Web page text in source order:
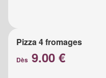
Pizza 4 fromages
Dès 9.00 €